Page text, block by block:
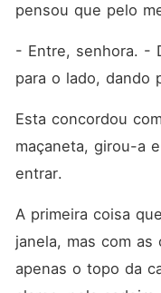
pensou que pelo
- Entre, senhora. -
para o lado, dando
Esta concordou
maçaneta, girou-a
entrar.
A primeira coisa
janela, mas com as
apenas o topo da